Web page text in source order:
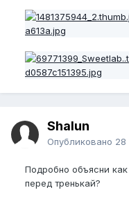
Shalun
Опубликовано 28
Подробно объясни
перед тренькай?